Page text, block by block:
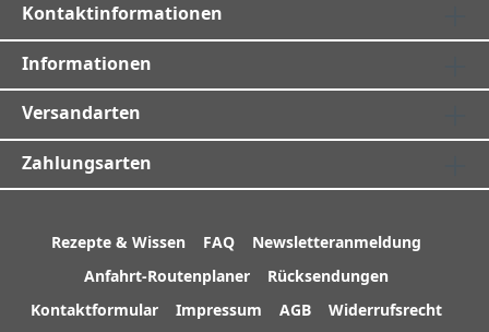
Kontaktinformationen
Informationen
Versandarten
Zahlungsarten
Rezepte & Wissen FAQ
Newsletteranmeldung
Anfahrt-Routenplaner
Rücksendungen
Kontaktformular
Impressum AGB
Widerrufsrecht